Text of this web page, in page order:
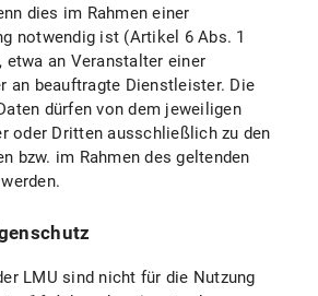
und Zweck der Datenverarbeitung
der Datenverarbeitung
der Datenverarbeitung
und Beseitigungsmöglichkeit
Datenschutzerklärung
dies im Rahmen einer
notwendig ist (Artikel 6 Abs. 1
etwa an Veranstalter einer
an beauftragte Dienstleister. Die
dürfen von dem jeweiligen
oder Dritten ausschließlich zu den
bzw. im Rahmen des geltenden
LMU sind nicht für die Nutzung